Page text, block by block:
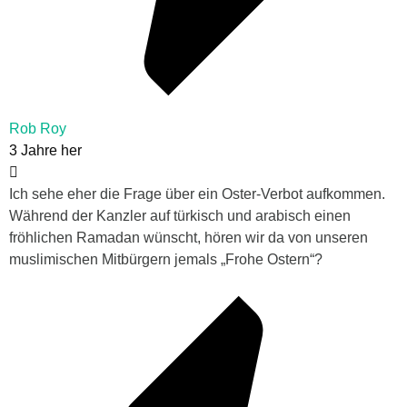
Rob Roy
3 Jahre her
Ich sehe eher die Frage über ein Oster-Verbot aufkommen.
Während der Kanzler auf türkisch und arabisch einen
fröhlichen Ramadan wünscht, hören wir da von unseren
muslimischen Mitbürgern jemals „Frohe Ostern“?